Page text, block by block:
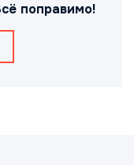
поправимо!